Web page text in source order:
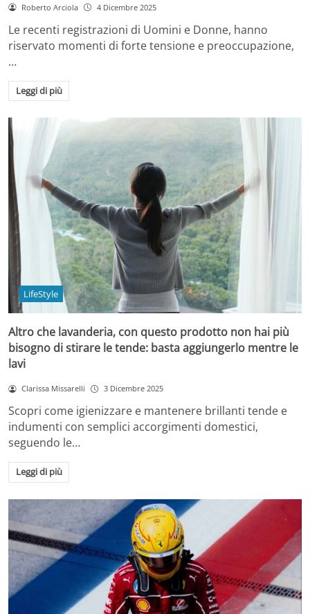
Roberto Arciola 4 Dicembre 2025
Le recenti registrazioni di Uomini e Donne, hanno
riservato momenti di forte tensione e preoccupazione,
…
Leggi di più
LifeStyle
Altro che lavanderia, con questo prodotto non hai più
bisogno di stirare le tende: basta aggiungerlo mentre le
lavi
Clarissa Missarelli 3 Dicembre 2025
Scopri come igienizzare e mantenere brillanti tende e
indumenti con semplici accorgimenti domestici,
seguendo le…
Leggi di più